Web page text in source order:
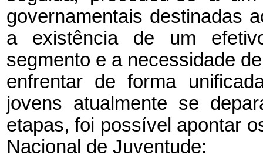
governamentais destinadas
a existência de um
segmento e a necessidade
enfrentar de forma
jovens atualmente se
etapas, foi possível apontar
Nacional de Juventude: